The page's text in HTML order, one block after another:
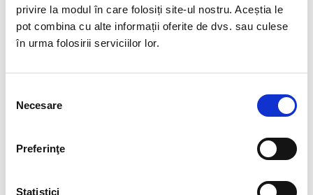
privire la modul în care folosiți site-ul nostru. Aceștia le
pot combina cu alte informații oferite de dvs. sau culese
în urma folosirii serviciilor lor.
consimțământului
Necesare
Preferinţe
Statistici
eleva vibratia energetica.
Calcitul este un cristal activ, care accelereaza dezvoltarea si
cresterea.
Are un efect pozitiv asupra psihicului, indeosebi atunci cand
energizeaza pe toate nivelele.
Calcitul alunga stresul si confera o stare de seninatate si
sine si capcitatea de a depasi dificultatile.